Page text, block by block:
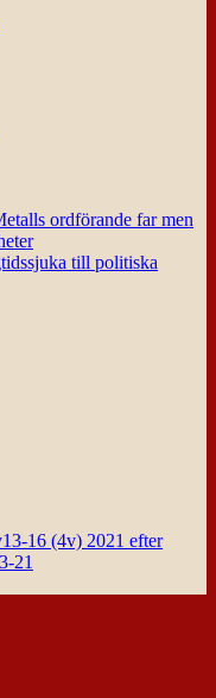
ordförande far men
till politiska
16 (4v) 2021 efter
21